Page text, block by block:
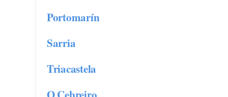
Portomarín
Sarria
Triacastela